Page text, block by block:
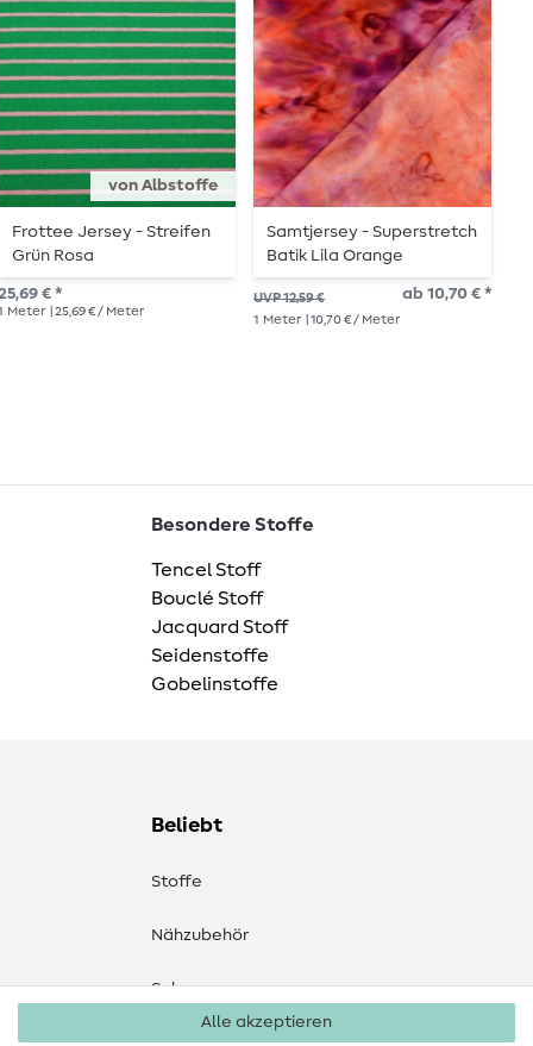
von Albstoffe
Frottee Jersey - Streifen
Grün Rosa
€ *
Meter | 25,69 € / Meter
Samtjersey - Superstretch
Batik Lila Orange
UVP 12,59 € ab 10,70 € *
1 Meter | 10,70 € / Meter
Besondere Stoffe
Tencel Stoff
Bouclé Stoff
Jacquard Stoff
Seidenstoffe
Gobelinstoffe
Beliebt
Stoffe
Nähzubehör
Sale
Alle akzeptieren